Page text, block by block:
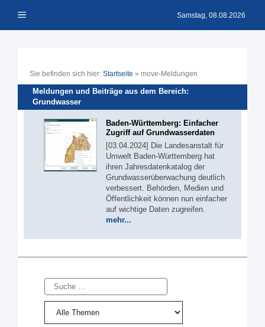
Inhalt Menü Samstag, 08.08.2026
Sie befinden sich hier: Startseite » move-Meldungen
Meldungen und Beiträge aus dem Bereich:
Grundwasser
Baden-Württemberg: Einfacher
Zugriff auf Grundwasserdaten
[03.04.2024] Die Landesanstalt für
Umwelt Baden-Württemberg hat
ihren Jahresdatenkatalog der
Grundwasserüberwachung deutlich
verbessert. Behörden, Medien und
Öffentlichkeit können nun einfacher
auf wichtige Daten zugreifen.
mehr...
Suche